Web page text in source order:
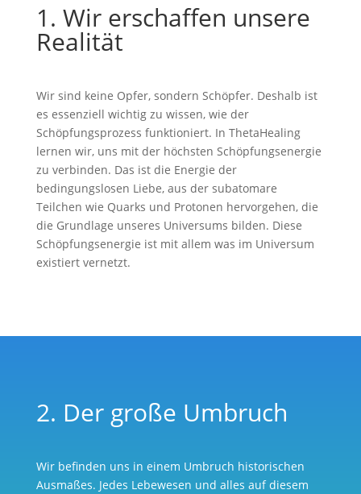
1. Wir erschaffen unsere
Realität
Wir sind keine Opfer, sondern Schöpfer. Deshalb ist
es essenziell wichtig zu wissen, wie der
Schöpfungsprozess funktioniert. In ThetaHealing
lernen wir, uns mit der höchsten Schöpfungsenergie
zu verbinden. Das ist die Energie der
bedingungslosen Liebe, aus der subatomare
Teilchen wie Quarks und Protonen hervorgehen, die
die Grundlage unseres Universums bilden. Diese
Schöpfungsenergie ist mit allem was im Universum
existiert vernetzt.
2. Der große Umbruch
Wir befinden uns in einem Umbruch historischen
Ausmaßes. Jedes Lebewesen und alles auf diesem